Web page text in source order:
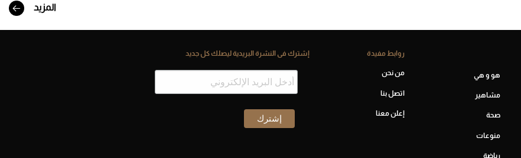
المزيد
هو و هي
مشاهير
صحة
منوعات
رياضة
روابط مفيدة
من نحن
اتصل بنا
إعلن معنا
إشترك فى النشرة البريدية ليصلك كل جديد